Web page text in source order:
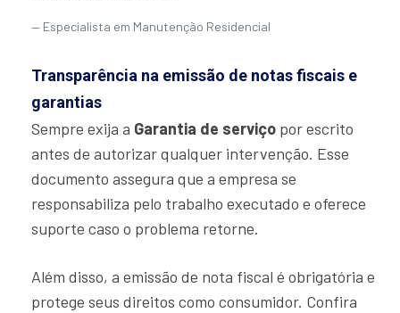
Especialista em Manutenção Residencial
Transparência na emissão de notas fiscais e
garantias
Sempre exija a Garantia de serviço por escrito
antes de autorizar qualquer intervenção. Esse
documento assegura que a empresa se
responsabiliza pelo trabalho executado e oferece
suporte caso o problema retorne.
Além disso, a emissão de nota fiscal é obrigatória e
protege seus direitos como consumidor. Confira